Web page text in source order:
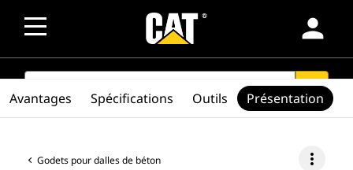
person
SEARCH search
Godets pour dalles de béton more_vert
Avantages Spécifications Outils Présentation